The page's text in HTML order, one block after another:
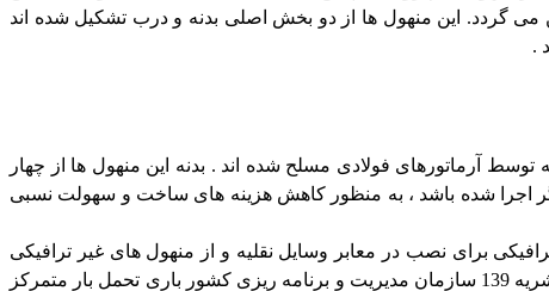
گردد. این منهول ها از دو بخش اصلی بدنه و درب تشکیل شده اند
.
آرماتورهای فولادی مسلح شده اند . بدنه این منهول ها از چهار
اجرا شده باشد ، به منظور کاهش هزینه های ساخت و سهولت نسبی
برای نصب در معابر وسایل نقلیه و از منهول های غیر ترافیکی
جهت نصب در سایر نقاطی که امکان عبور وسایل نقلیه یا بارهای سنگین وجود ندارد ، استفاده می شود . منهول های ترافیکی بر اساس نشریه 139 سازمان مدیریت و برنامه ریزی کشور باری تحمل بار متمرکز